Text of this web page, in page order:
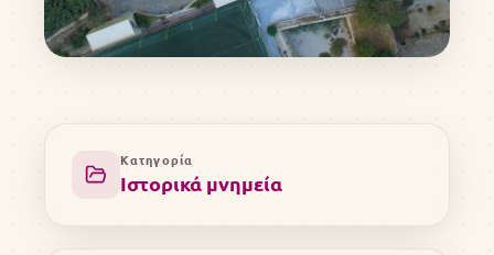
Κατηγορία
Ιστορικά μνημεία